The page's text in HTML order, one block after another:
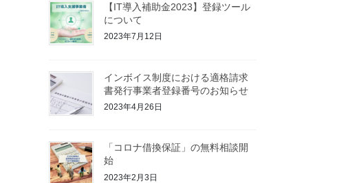
【IT導入補助金2023】登録ツール
について
2023年7月12日
インボイス制度における適格請求
書発行事業者登録番号のお知らせ
2023年4月26日
「コロナ借換保証」の無料相談開
始
2023年2月3日